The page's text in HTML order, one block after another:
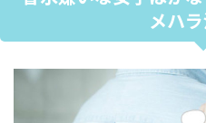
メハラ